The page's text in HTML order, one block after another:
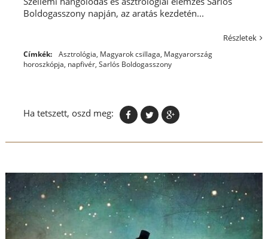
Boldogasszony napján, az aratás kezdetén...
Részletek
Címkék: Asztrológia, Magyarok csillaga, Magyarország
horoszkópja, napfivér, Sarlós Boldogasszony
Ha tetszett, oszd meg: